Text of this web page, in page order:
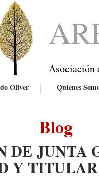
Asociación
Oliver Quienes
Blog
DE JUNTA
Y